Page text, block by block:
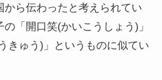
から伝わったと考えられてい
「開口笑(かいこうしょう)」
きゅう)」というものに似てい